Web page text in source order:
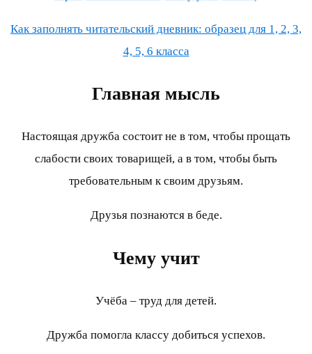
Как заполнять читательский дневник: образец для 1, 2, 3,
4, 5, 6 класса
Главная мысль
Настоящая дружба состоит не в том, чтобы прощать
слабости своих товарищей, а в том, чтобы быть
требовательным к своим друзьям.
Друзья познаются в беде.
Чему учит
Учёба – труд для детей.
Дружба помогла классу добиться успехов.